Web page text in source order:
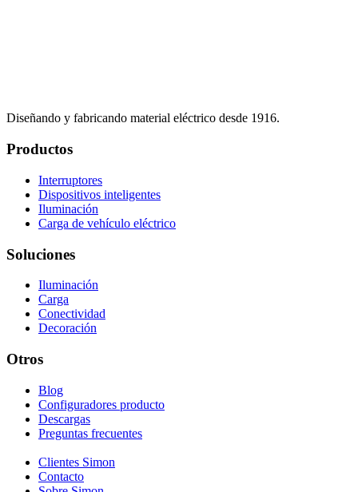
Diseñando y fabricando material eléctrico desde 1916.
Productos
Interruptores
Dispositivos inteligentes
Iluminación
Carga de vehículo eléctrico
Soluciones
Iluminación
Carga
Conectividad
Decoración
Otros
Blog
Configuradores producto
Descargas
Preguntas frecuentes
Clientes Simon
Contacto